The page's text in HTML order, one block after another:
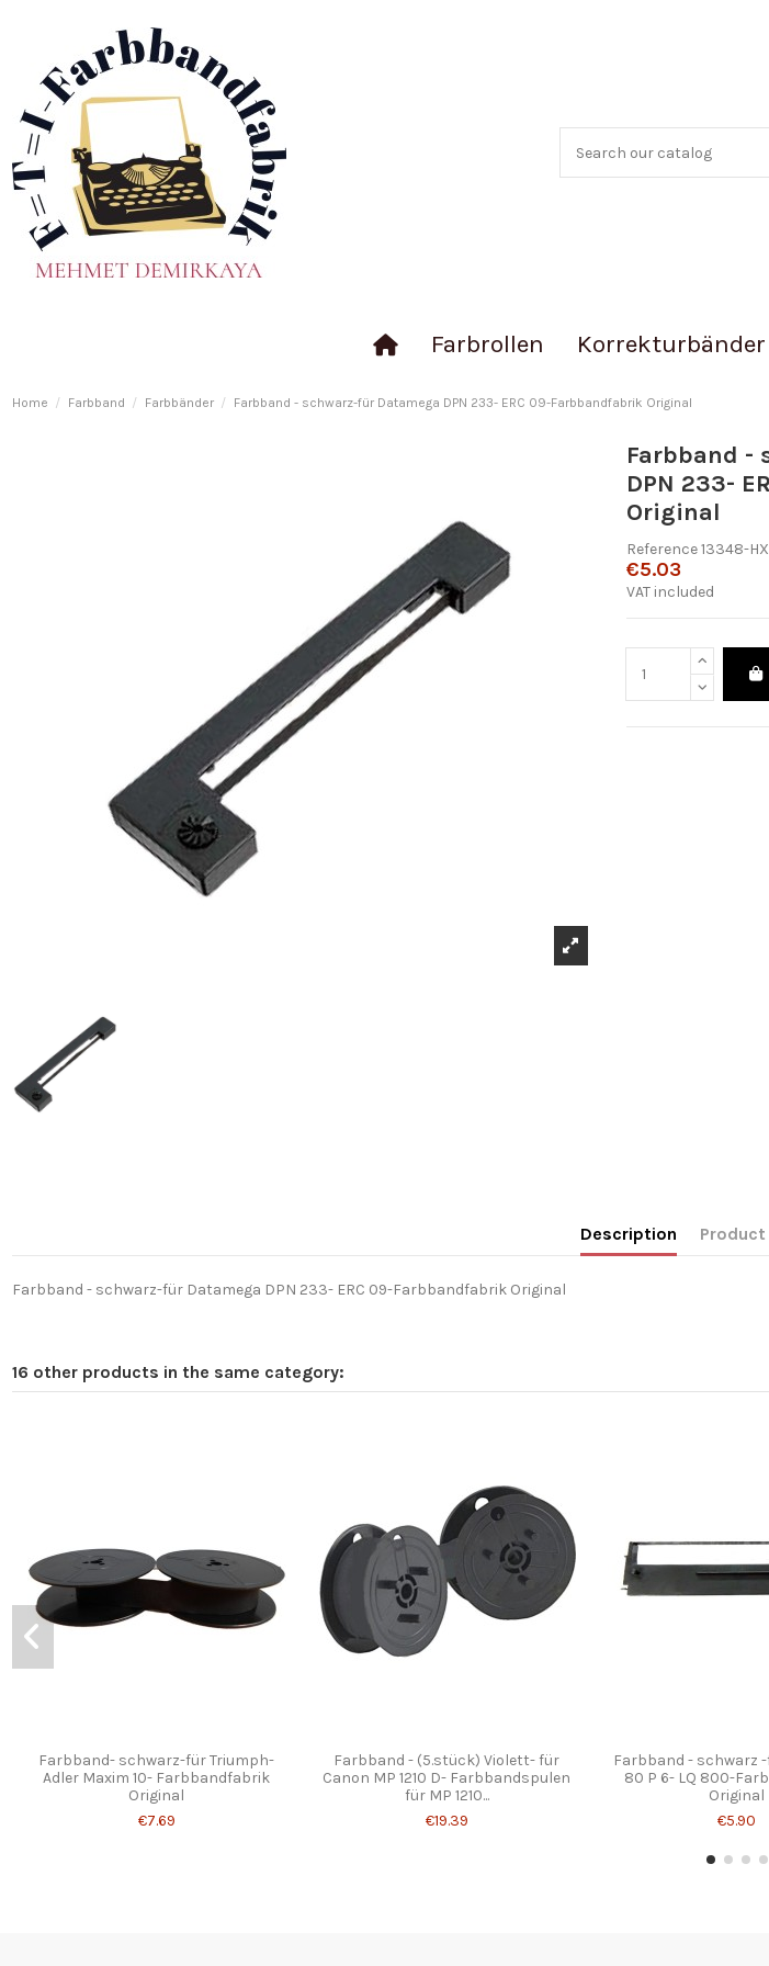
Farbrollen Korrekturbänder
Home Farbband Farbbänder Farbband - schwarz-für Datamega DPN 233- ERC 09-Farbbandfabrik Original
Farbband -
DPN 233-
Original
Reference 13348-
€5.03
VAT included
Description
Farbband - schwarz-für Datamega DPN 233- ERC 09-Farbbandfabrik Original
16 other products in the same category:
Farbband- schwarz-für Triumph-
Adler Maxim 10- Farbbandfabrik
Original
€7.69
Farbband - (5.stück) Violett- für
Canon MP 1210 D- Farbbandspulen
für MP 1210...
€19.39
Farbband - schwarz
80 P 6- LQ 800-
Original
€5.90